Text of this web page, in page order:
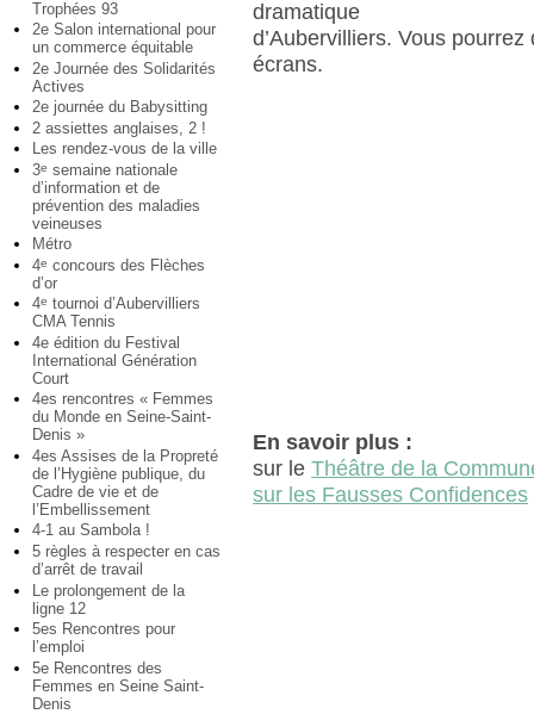
Trophées 93
2e Salon international pour
un commerce équitable
2e Journée des Solidarités
Actives
2e journée du Babysitting
2 assiettes anglaises, 2 !
Les rendez-vous de la ville
3e semaine nationale
d’information et de
prévention des maladies
veineuses
Métro
4e concours des Flèches
d’or
4e tournoi d’Aubervilliers
CMA Tennis
4e édition du Festival
International Génération
Court
4es rencontres « Femmes
du Monde en Seine-Saint-
Denis »
4es Assises de la Propreté
de l’Hygiène publique, du
Cadre de vie et de
l’Embellissement
4-1 au Sambola !
5 règles à respecter en cas
d’arrêt de travail
Le prolongement de la
ligne 12
5es Rencontres pour
l’emploi
5e Rencontres des
Femmes en Seine Saint-
Denis
dramatique
d’Aubervilliers. Vous
écrans.
En savoir plus :
sur leThéâtre de la
sur les Fausses Confidences